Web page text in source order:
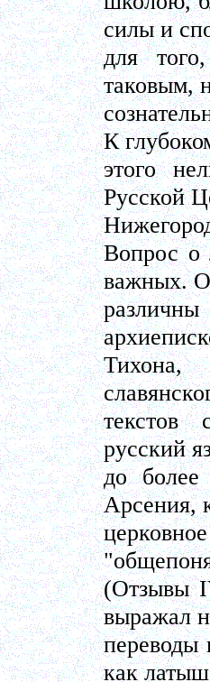
силы и
для
таковым,
К
этого
Русской
Вопрос о
важных.
Тихона,
текстов
русский
до более
Арсения,
(Отзывы
выражал
переводы
как